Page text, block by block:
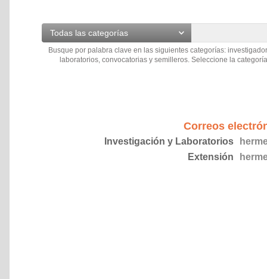
Todas las categorías
Busque por palabra clave en las siguientes categorías:
laboratorios, convocatorias y semilleros. Seleccione la
Correos
Investigación y Laboratorios
Extensión